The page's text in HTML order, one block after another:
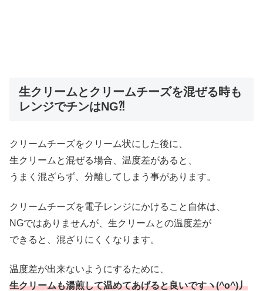
生クリームとクリームチーズを混ぜる時も
レンジでチンはNG⁈
クリームチーズをクリーム状にした後に、
生クリームと混ぜる場合、温度差があると、
うまく混ざらず、分離してしまう事があります。
クリームチーズを電子レンジにかけること自体は、
NGではありませんが、生クリームとの温度差が
できると、混ざりにくくなります。
温度差が出来ないようにするために、
生クリームも湯煎して温めてあげると良いですヽ(^o^)丿